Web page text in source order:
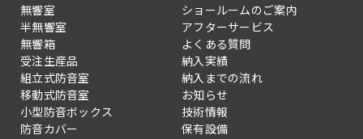
無響室
半無響室
無響箱
受注生産品
組立式防音室
移動式防音室
小型防音ボックス
防音カバー
ショールームのご案内
アフターサービス
よくある質問
納入実績
納入までの流れ
お知らせ
技術情報
保有設備